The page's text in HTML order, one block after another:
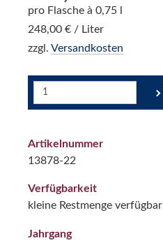
pro Flasche à 0,75 l
248,00 € / Liter
zzgl. Versandkosten
Artikelnummer
13878-22
Verfügbarkeit
kleine Restmenge verfügbar
Jahrgang